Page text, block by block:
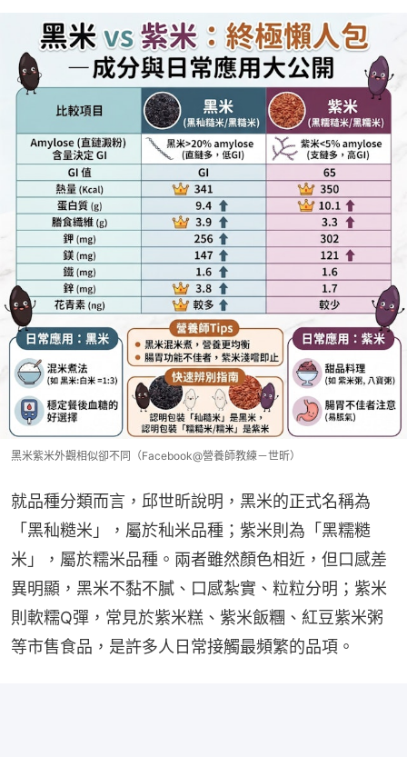
黑米紫米外觀相似卻不同（Facebook@營養師教練－世昕）
就品種分類而言，邱世昕說明，黑米的正式名稱為
「黑秈糙米」，屬於秈米品種；紫米則為「黑糯糙
米」，屬於糯米品種。兩者雖然顏色相近，但口感差
異明顯，黑米不黏不膩、口感紮實、粒粒分明；紫米
則軟糯Q彈，常見於紫米糕、紫米飯糰、紅豆紫米粥
等市售食品，是許多人日常接觸最頻繁的品項。